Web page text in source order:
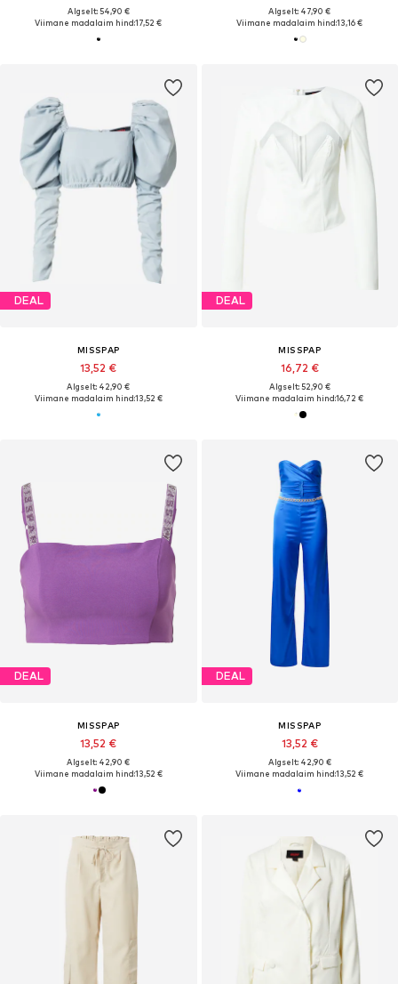
Algselt: 54,90 €
Viimane madalaim hind:17,52 €
Algselt: 47,90 €
Viimane madalaim hind:13,16 €
DEAL
MISSPAP
13,52 €
Algselt: 42,90 €
Viimane madalaim hind:13,52 €
DEAL
MISSPAP
16,72 €
Algselt: 52,90 €
Viimane madalaim hind:16,72 €
DEAL
MISSPAP
13,52 €
Algselt: 42,90 €
Viimane madalaim hind:13,52 €
DEAL
MISSPAP
13,52 €
Algselt: 42,90 €
Viimane madalaim hind:13,52 €